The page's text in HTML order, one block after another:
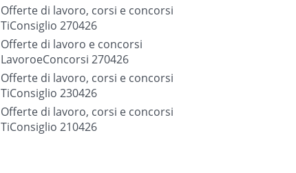
Offerte di lavoro, corsi e concorsi
TiConsiglio 270426
Offerte di lavoro e concorsi
LavoroeConcorsi 270426
Offerte di lavoro, corsi e concorsi
TiConsiglio 230426
Offerte di lavoro, corsi e concorsi
TiConsiglio 210426